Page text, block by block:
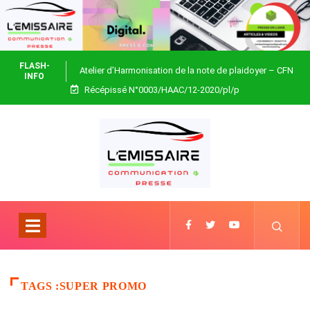
FLASH-
INFO
Atelier d’Harmonisation de la note de plaidoyer – CFN
Togo
Récépissé N°0003/HAAC/12-2020/pl/p
TAGS :SUPER PROMO